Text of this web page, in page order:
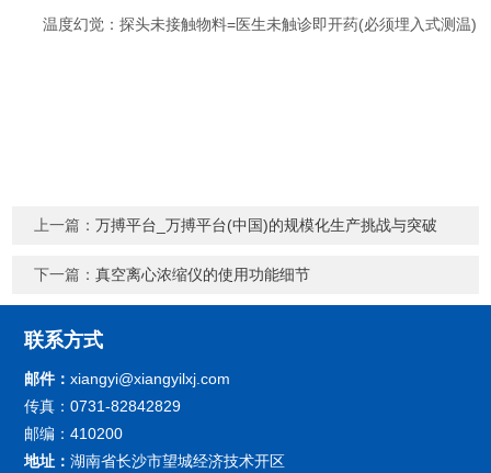
​​温度幻觉​​：探头未接触物料=医生未触诊即开药(必须埋入式测温)
上一篇：万搏平台_万搏平台(中国)的规模化生产挑战与突破
下一篇：真空离心浓缩仪的使用功能细节
联系方式
邮件：xiangyi@xiangyilxj.com
传真：0731-82842829
邮编：410200
地址：湖南省长沙市望城经济技术开区